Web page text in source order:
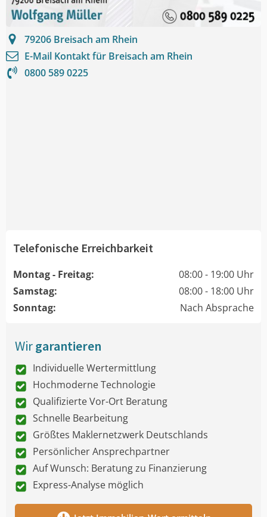
79206 Breisach am Rhein
E-Mail Kontakt für Breisach am Rhein
0800 589 0225
Telefonische Erreichbarkeit
Montag - Freitag:
08:00 - 19:00 Uhr
Samstag:
08:00 - 18:00 Uhr
Sonntag:
Nach Absprache
Wirgarantieren
Individuelle Wertermittlung
Hochmoderne Technologie
Qualifizierte Vor-Ort Beratung
Schnelle Bearbeitung
Größtes Maklernetzwerk Deutschlands
Persönlicher Ansprechpartner
Auf Wunsch: Beratung zu Finanzierung
Express-Analyse möglich